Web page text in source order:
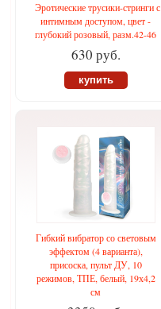
Эротические трусики-стринги с
интимным доступом, цвет -
глубокий розовый, разм.42-46
630 руб.
купить
Гибкий вибратор со световым
эффектом (4 варианта),
присоска, пульт ДУ, 10
режимов, ТПЕ, белый, 19х4,2
см